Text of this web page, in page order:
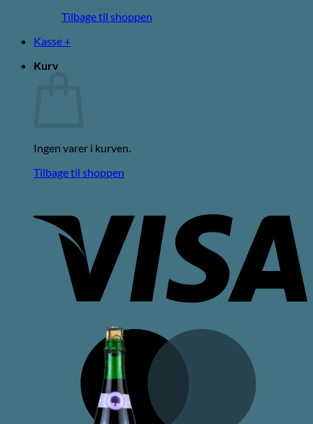
Tilbage til shoppen
Kasse +
Kurv
Ingen varer i kurven.
Tilbage til shoppen